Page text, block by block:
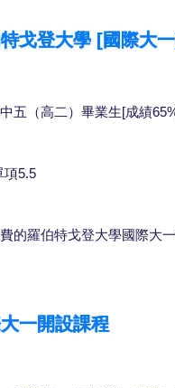
戈登大學 [國際大
五（高二）畢業生[成績
項5.5
的羅伯特戈登大學國際大一
一開設課程